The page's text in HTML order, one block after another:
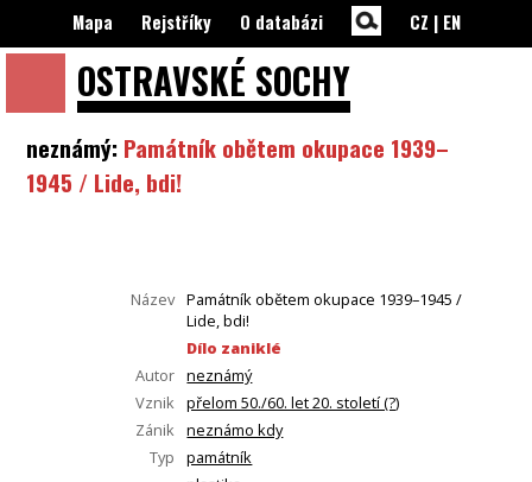
OSTRAVSKÉ SOCHY
Mapa Rejstříky O databázi CZ | EN
neznámý: Památník obětem okupace 1939–
1945 / Lide, bdi!
Název Památník obětem okupace 1939–1945 /
Lide, bdi!
Dílo zaniklé
Autor neznámý
Vznik přelom 50./60. let 20. století (?)
Zánik neznámo kdy
Typ
památník